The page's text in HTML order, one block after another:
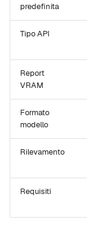
recommend
predefinita
Tipo API
Report
VRAM
Formato
modello
Rilevamento
Requisiti